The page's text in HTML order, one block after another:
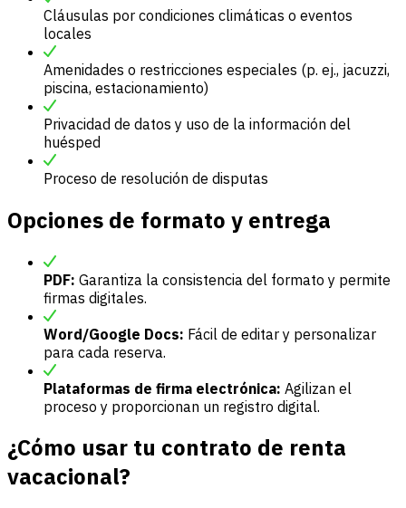
Cláusulas por condiciones climáticas o eventos
locales
Amenidades o restricciones especiales (p. ej., jacuzzi,
piscina, estacionamiento)
Privacidad de datos y uso de la información del
huésped
Proceso de resolución de disputas
Opciones de formato y entrega
PDF: Garantiza la consistencia del formato y permite
firmas digitales.
Word/Google Docs: Fácil de editar y personalizar
para cada reserva.
Plataformas de firma electrónica: Agilizan el
proceso y proporcionan un registro digital.
¿Cómo usar tu contrato de renta
vacacional?